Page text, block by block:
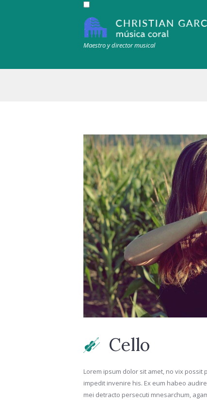
Maestro y director musical
Cello
Lorem ipsum dolor sit amet, no vix
impedit invenire his. Ex eum habeo
mei detracto persecuti mnesarchum,